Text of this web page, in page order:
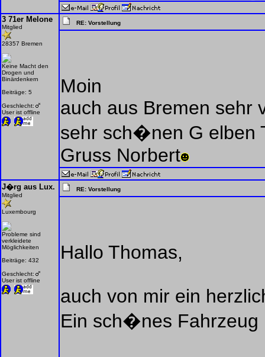
3 71er Melone
Mitglied
28357 Bremen
Keine Macht den
Drogen und
Binärdenkern
Beiträge: 5
Geschlecht:
User ist offline
RE: Vorstellung
Moin
auch aus Bremen sehr
sehr sch�nen G elben
Gruss Norbert
J�rg aus Lux.
Mitglied
Luxembourg
Probleme sind
verkleidete
Möglichkeiten
Beiträge: 432
Geschlecht:
User ist offline
RE: Vorstellung
Hallo Thomas,
auch von mir ein
Ein sch�nes Fahrzeug